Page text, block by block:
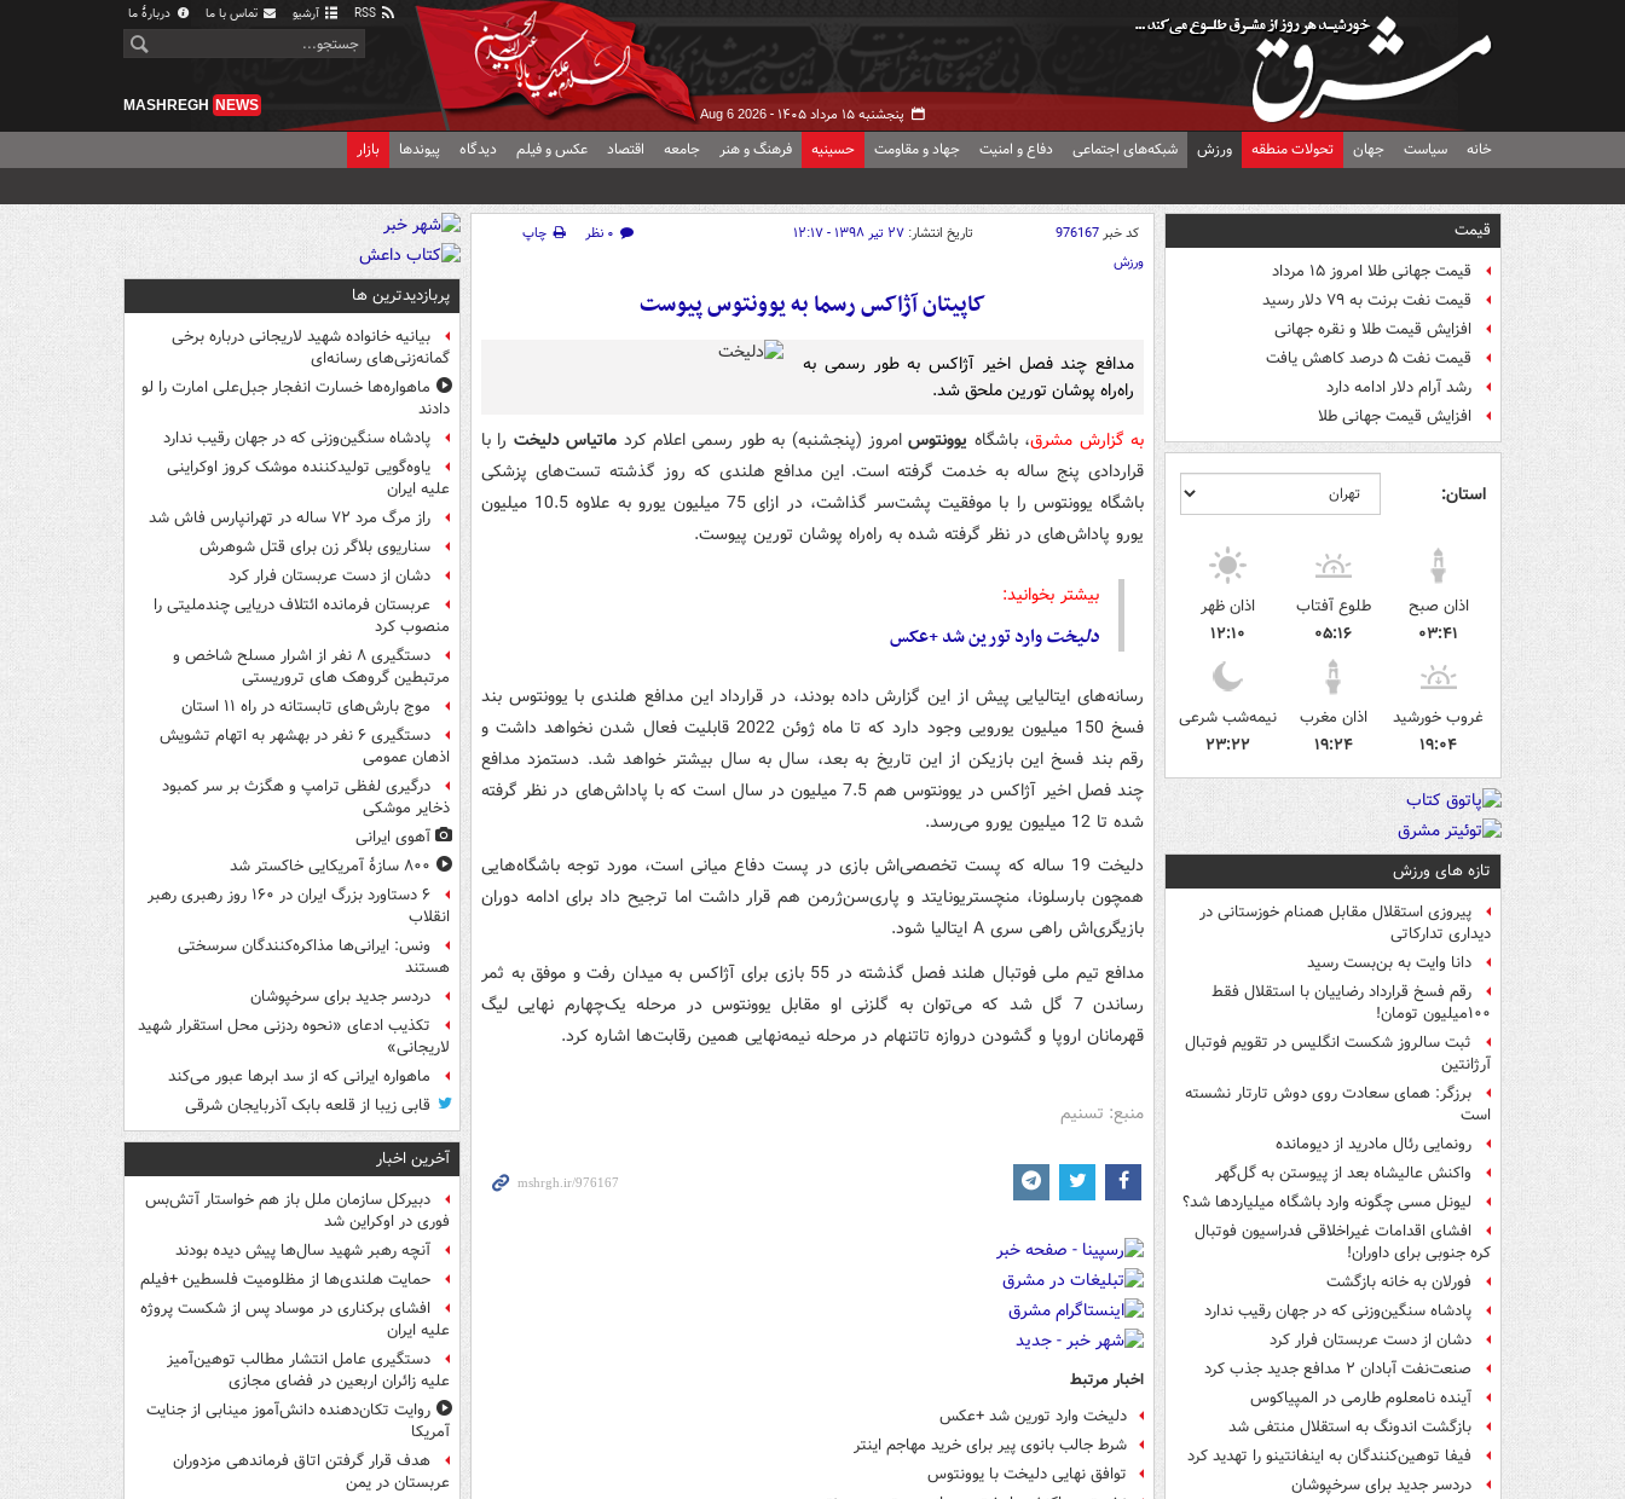
آرشیو تماس با ما دربارهٔ ما
پنجشنبه ۱۵ مرداد ۱۴۰۵ - Aug 6 2026
MASHREGH NEWS
خانه سیاست جهان تحولات منطقه ورزش شبکه‌های اجتماعی دفاع و امنیت جهاد و مقاومت حسینیه فرهنگ و هنر جامعه اقتصاد عکس و فیلم دیدگاه پیوندها بازار
قیمت
قیمت جهانی طلا امروز ۱۵ مرداد
قیمت نفت برنت به ۷۹ دلار رسید
افزایش قیمت طلا و نقره جهانی
قیمت نفت ۵ درصد کاهش یافت
رشد آرام دلار ادامه دارد
افزایش قیمت جهانی طلا
استان:
اذان صبح
۰۳:۴۱
طلوع آفتاب
۰۵:۱۶
اذان ظهر
۱۲:۱۰
غروب خورشید
۱۹:۰۴
اذان مغرب
۱۹:۲۴
نیمه‌شب شرعی
۲۳:۲۲
تازه های ورزش
پیروزی استقلال مقابل همنام خوزستانی در
دیداری تدارکاتی
دانا وایت به بن‌بست رسید
رقم فسخ قرارداد رضاییان با استقلال فقط
۱۰۰میلیون تومان!
ثبت سالروز شکست انگلیس در تقویم فوتبال
آرژانتین
برزگر: همای سعادت روی دوش تارتار نشسته
است
رونمایی رئال مادرید از دیومانده
واکنش عالیشاه بعد از پیوستن به گل‌گهر
لیونل مسی چگونه وارد باشگاه میلیاردها شد؟
افشای اقدامات غیراخلاقی فدراسیون فوتبال
کره جنوبی برای داوران!
فورلان به خانه بازگشت
پادشاه سنگین‌وزنی که در جهان رقیب ندارد
دشان از دست عربستان فرار کرد
صنعت‌نفت آبادان ۲ مدافع جدید جذب کرد
آینده نامعلوم طارمی در المپیاکوس
بازگشت اندونگ به استقلال منتفی شد
فیفا توهین‌کنندگان به اینفانتینو را تهدید کرد
دردسر جدید برای سرخپوشان
کد خبر976167 تاریخ انتشار: ۲۷ تیر ۱۳۹۸ - ۱۲:۱۷ ۰ نظر
چاپ
ورزش
کاپیتان آژاکس رسما به یوونتوس پیوست
مدافع چند فصل اخیر آژاکس به طور رسمی به
راه‌راه پوشان تورین ملحق شد.
به گزارش مشرق، باشگاه یوونتوس امروز (پنجشنبه) به طور رسمی اعلام کرد ماتیاس دلیخت را با
قراردادی پنج ساله به خدمت گرفته است. این مدافع هلندی که روز گذشته تست‌های پزشکی
باشگاه یوونتوس را با موفقیت پشت‌سر گذاشت، در ازای 75 میلیون یورو به علاوه 10.5 میلیون
یورو پاداش‌های در نظر گرفته شده به راه‌راه پوشان تورین پیوست.
بیشتر بخوانید:
دلیختوارد تورین شد +عکس
رسانه‌های ایتالیایی پیش از این گزارش داده بودند، در قرارداد این مدافع هلندی با یوونتوس بند
فسخ 150 میلیون یورویی وجود دارد که تا ماه ژوئن 2022 قابلیت فعال شدن نخواهد داشت و
رقم بند فسخ این بازیکن از این تاریخ به بعد، سال به سال بیشتر خواهد شد. دستمزد مدافع
چند فصل اخیر آژاکس در یوونتوس هم 7.5 میلیون در سال است که با پاداش‌های در نظر گرفته
شده تا 12 میلیون یورو می‌رسد.
دلیخت 19 ساله که پست تخصصی‌اش بازی در پست دفاع میانی است، مورد توجه باشگاه‌هایی
همچون بارسلونا، منچستریونایتد و پاری‌سن‌ژرمن هم قرار داشت اما ترجیح داد برای ادامه دوران
بازیگری‌اش راهی سری A ایتالیا شود.
مدافع تیم ملی فوتبال هلند فصل گذشته در 55 بازی برای آژاکس به میدان رفت و موفق به ثمر
رساندن 7 گل شد که می‌توان به گلزنی او مقابل یوونتوس در مرحله یک‌چهارم نهایی لیگ
قهرمانان اروپا و گشودن دروازه تاتنهام در مرحله نیمه‌نهایی همین رقابت‌ها اشاره کرد.
منبع: تسنیم
اخبار مرتبط
دلیخت وارد تورین شد +عکس
شرط جالب بانوی پیر برای خرید مهاجم اینتر
توافق نهایی دلیخت با یوونتوس
پربازدیدترین ها
بیانیه خانواده شهید لاریجانی درباره برخی
گمانه‌زنی‌های رسانه‌ای
ماهواره‌ها خسارت انفجار جبل‌علی امارت را لو
دادند
پادشاه سنگین‌وزنی که در جهان رقیب ندارد
یاوه‌گویی تولیدکننده موشک کروز اوکراینی
علیه ایران
راز مرگ مرد ۷۲ ساله در تهرانپارس فاش شد
سناریوی بلاگر زن برای قتل شوهرش
دشان از دست عربستان فرار کرد
عربستان فرمانده ائتلاف دریایی چندملیتی را
منصوب کرد
دستگیری ۸ نفر از اشرار مسلح شاخص و
مرتبطین گروهک های تروریستی
موج بارش‌های تابستانه در راه ۱۱ استان
دستگیری ۶ نفر در بهشهر به اتهام تشویش
اذهان عمومی
درگیری لفظی ترامپ و هگزث بر سر کمبود
ذخایر موشکی
آهوی ایرانی
۸۰۰ سازۀ آمریکایی خاکستر شد
۶ دستاورد بزرگ ایران در ۱۶۰ روز رهبری رهبر
انقلاب
ونس: ایرانی‌ها مذاکره‌کنندگان سرسختی
هستند
دردسر جدید برای سرخپوشان
تکذیب ادعای «نحوه ردزنی محل استقرار شهید
لاریجانی»
ماهواره ایرانی که از سد ابرها عبور می‌کند
قابی زیبا از قلعه بابک آذربایجان شرقی
آخرین اخبار
دبیرکل سازمان ملل باز هم خواستار آتش‌بس
فوری در اوکراین شد
آنچه رهبر شهید سال‌ها پیش دیده بودند
حمایت هلندی‌ها از مظلومیت فلسطین +فیلم
افشای برکناری در موساد پس از شکست پروژه
علیه ایران
دستگیری عامل انتشار مطالب توهین‌آمیز
علیه زائران اربعین در فضای مجازی
روایت تکان‌دهنده دانش‌آموز مینابی از جنایت
آمریکا
هدف قرار گرفتن اتاق‌ فرماندهی مزدوران
عربستان در یمن